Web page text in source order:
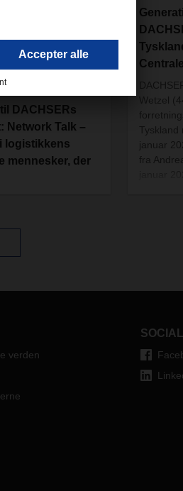
og hvordan
DACHSERs
Network Talk –
logistikkens
mennesker, der
Hvordan
kulturer og
del af en branche,
Wetzel
Tyskland
januar
fra
verden